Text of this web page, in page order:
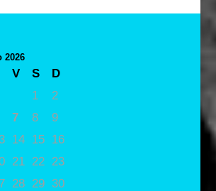
2026
V S
D
1
2
7 8
9
14 15
16
21 22
23
28 29 30